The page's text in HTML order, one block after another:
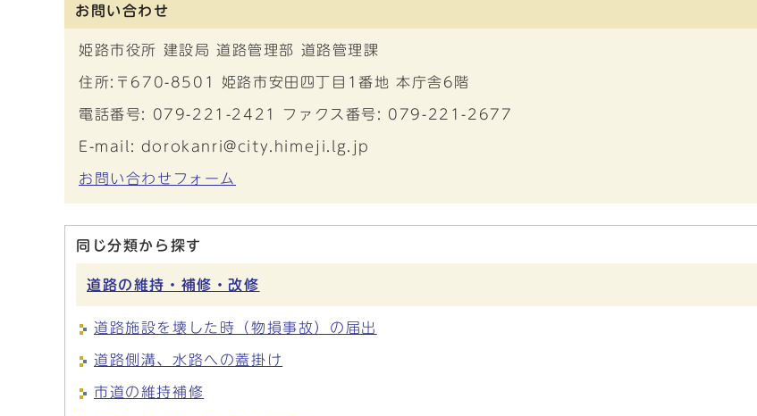
お問い合わせ
姫路市役所 建設局 道路管理部 道路管理課
住所:〒670-8501 姫路市安田四丁目1番地 本庁舎6階
電話番号: 079-221-2421 ファクス番号: 079-221-2677
E-mail: dorokanri@city.himeji.lg.jp
お問い合わせフォーム
同じ分類から探す
道路の維持・補修・改修
道路施設を壊した時（物損事故）の届出
道路側溝、水路への蓋掛け
市道の維持補修